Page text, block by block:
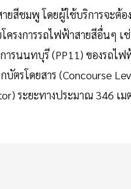
ชมพู โดยผู้ใช้บริการจะต้อ
ครงการรถไฟฟ้าสายสีอื่นๆ
รนนทบุรี (PP11) ของรถไฟ
ตรโดยสาร (Concourse
ระยะทางประมาณ 346 เม